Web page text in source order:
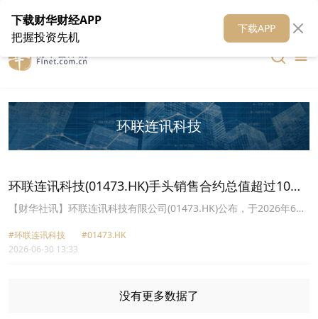
在线客服 关于我们 财华媒体矩阵 财华智库
环联连讯科技
环联连讯科技(01473.HK)手头销售合约总值超过10亿
美元
【财华社讯】环联连讯科技有限公司(01473.HK)公布，于2026年6月
及200Gb/s磷化銦光电二极体产品，应用范围包括用于AI数据中心与
下一代AI基建的800G/1.6T收发器。截至2026年3月31日止财政年
#环联连讯科技
#01473.HK
2026-06-30 13:33
没有更多数据了
下载财华财经APP
把握投资先机
下载APP